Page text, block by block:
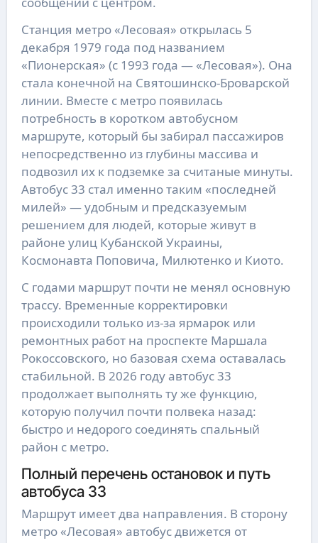
Станция метро «Лесовая» открылась 5
декабря 1979 года под названием
«Пионерская» (с 1993 года — «Лесовая»). Она
стала конечной на Святошинско-Броварской
линии. Вместе с метро появилась
потребность в коротком автобусном
маршруте, который бы забирал пассажиров
непосредственно из глубины массива и
подвозил их к подземке за считаные минуты.
Автобус 33 стал именно таким «последней
милей» — удобным и предсказуемым
решением для людей, которые живут в
районе улиц Кубанской Украины,
Космонавта Поповича, Милютенко и Киото.
С годами маршрут почти не менял основную
трассу. Временные корректировки
происходили только из-за ярмарок или
ремонтных работ на проспекте Маршала
Рокоссовского, но базовая схема оставалась
стабильной. В 2026 году автобус 33
продолжает выполнять ту же функцию,
которую получил почти полвека назад:
быстро и недорого соединять спальный
район с метро.
Полный перечень остановок и путь
автобуса 33
Маршрут имеет два направления. В сторону
метро «Лесовая» автобус движется от